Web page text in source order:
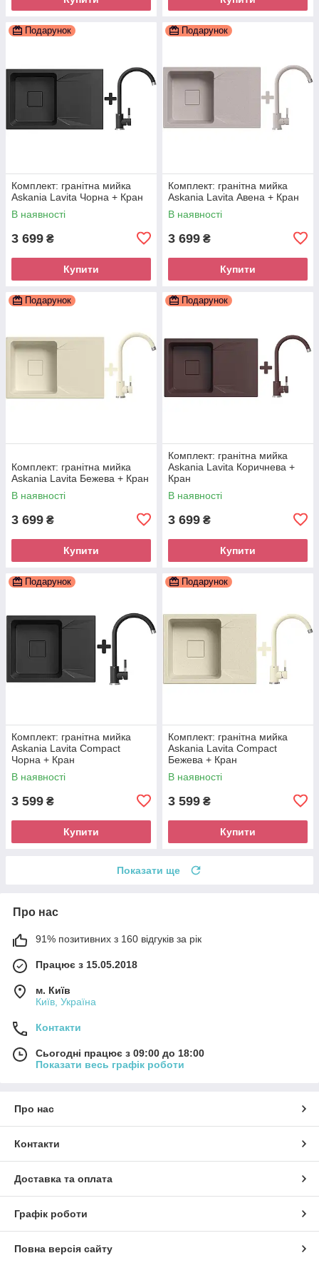
Подарунок
Комплект: гранітна мийка
Askania Lavita Чорна + Кран
В наявності
3 699 ₴
Купити
Подарунок
Комплект: гранітна мийка
Askania Lavita Авена + Кран
В наявності
3 699 ₴
Купити
Подарунок
Комплект: гранітна мийка
Askania Lavita Бежева + Кран
В наявності
3 699 ₴
Купити
Подарунок
Комплект: гранітна мийка
Askania Lavita Коричнева +
Кран
В наявності
3 699 ₴
Купити
Подарунок
Комплект: гранітна мийка
Askania Lavita Compact
Чорна + Кран
В наявності
3 599 ₴
Купити
Подарунок
Комплект: гранітна мийка
Askania Lavita Compact
Бежева + Кран
В наявності
3 599 ₴
Купити
Показати ще
Про нас
91% позитивних з 160 відгуків за рік
Працює з 15.05.2018
м. Київ
Київ, Україна
Контакти
Сьогодні працює з 09:00 до 18:00
Показати весь графік роботи
Про нас
Контакти
Доставка та оплата
Графік роботи
Повна версія сайту